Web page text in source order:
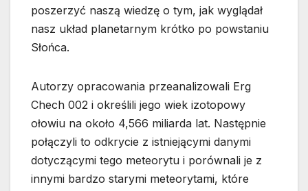
poszerzyć naszą wiedzę o tym, jak wyglądał
nasz układ planetarnym krótko po powstaniu
Słońca.
Autorzy opracowania przeanalizowali Erg
Chech 002 i określili jego wiek izotopowy
ołowiu na około 4,566 miliarda lat. Następnie
połączyli to odkrycie z istniejącymi danymi
dotyczącymi tego meteorytu i porównali je z
innymi bardzo starymi meteorytami, które